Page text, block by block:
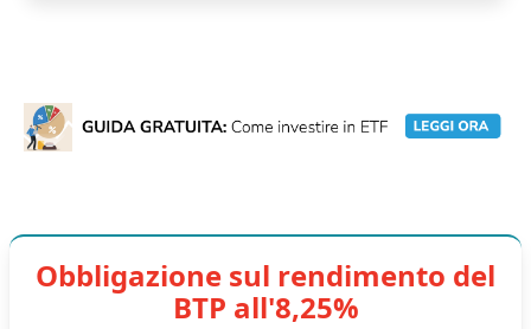
Obbligazione sul rendimento del
BTP all'8,25%